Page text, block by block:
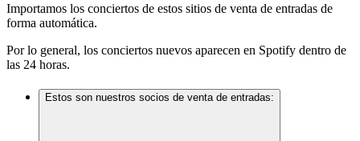
Importamos los conciertos de estos sitios de venta de entradas de
forma automática.
Por lo general, los conciertos nuevos aparecen en Spotify dentro de
las 24 horas.
Estos son nuestros socios de venta de entradas: